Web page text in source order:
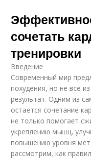
сочетать
тренировки
Введение
Современный мир
похудения, но не все
результат. Одним из
остается сочетание
не только помогает
укреплению мышц,
повышению уровня
рассмотрим, как